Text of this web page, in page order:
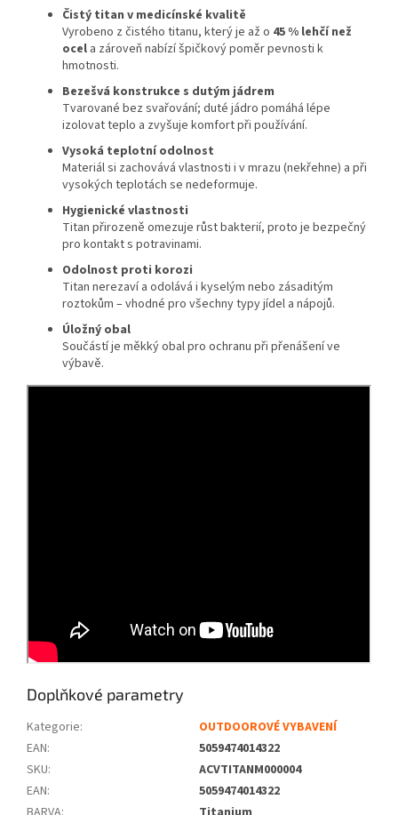
Čistý titan v medicínské kvalitě
Vyrobeno z čistého titanu, který je až o 45 % lehčí než
ocel a zároveň nabízí špičkový poměr pevnosti k
hmotnosti.
Bezešvá konstrukce s dutým jádrem
Tvarované bez svařování; duté jádro pomáhá lépe
izolovat teplo a zvyšuje komfort při používání.
Vysoká teplotní odolnost
Materiál si zachovává vlastnosti i v mrazu (nekřehne) a při
vysokých teplotách se nedeformuje.
Hygienické vlastnosti
Titan přirozeně omezuje růst bakterií, proto je bezpečný
pro kontakt s potravinami.
Odolnost proti korozi
Titan nerezaví a odolává i kyselým nebo zásaditým
roztokům – vhodné pro všechny typy jídel a nápojů.
Úložný obal
Součástí je měkký obal pro ochranu při přenášení ve
výbavě.
Doplňkové parametry
Kategorie:
OUTDOOROVÉ VYBAVENÍ
EAN:
5059474014322
SKU:
ACVTITANM000004
EAN:
5059474014322